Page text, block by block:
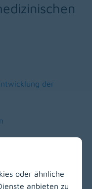
der
oder ähnliche
anbieten zu